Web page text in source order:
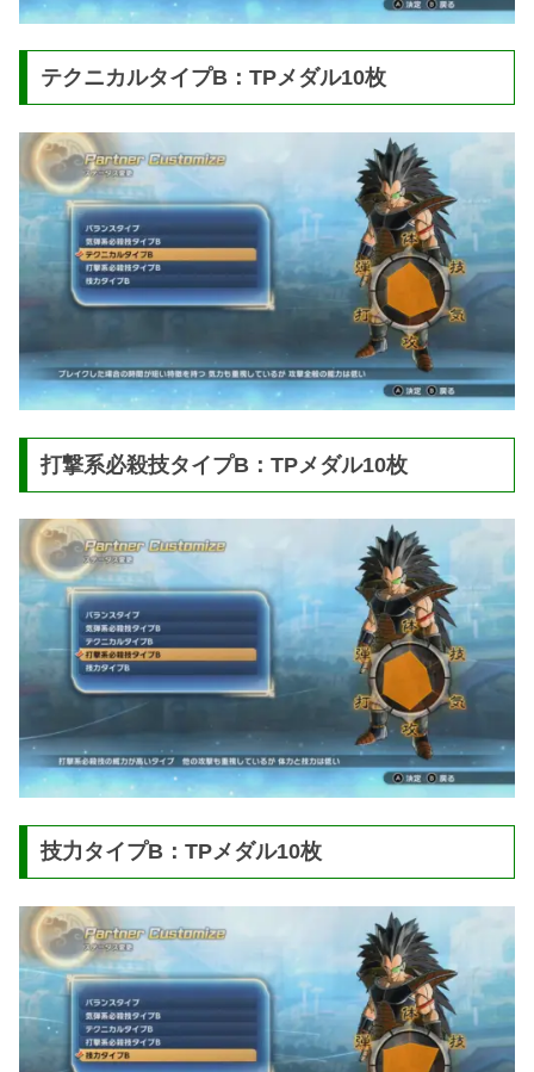
テクニカルタイプB：TPメダル10枚
打撃系必殺技タイプB：TPメダル10枚
技力タイプB：TPメダル10枚